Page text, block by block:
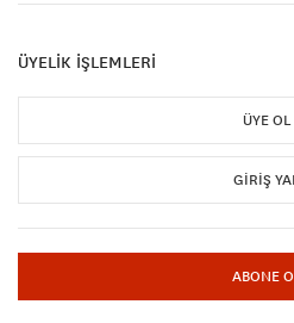
ÜYELİK İŞLEMLERİ
ÜYE OL
GIRIŞ
ABONE